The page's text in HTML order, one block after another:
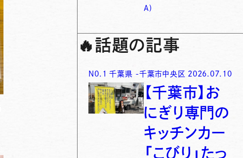
A)
🔥 話題の記事
N0. 1 千葉県 -千葉市中央区 2026.07.10
【千葉市】お
にぎり専門の
キッチンカー
「こびり」たっ